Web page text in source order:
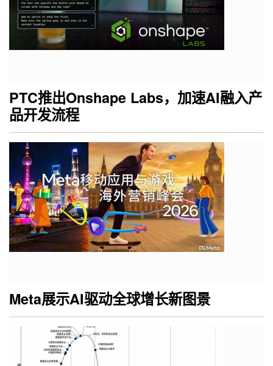
PTC推出Onshape Labs，加速AI融入产
品开发流程
Meta展示AI驱动全球增长新图景